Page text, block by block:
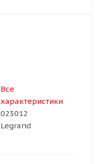
Все
характеристики
023012
Legrand